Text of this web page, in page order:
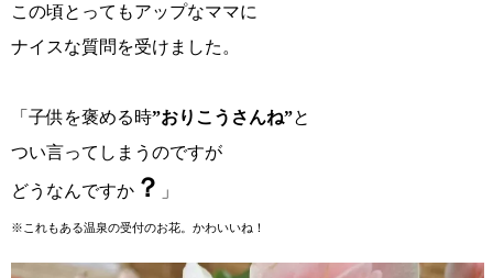
この頃とってもアップなママに
ナイスな質問を受けました。
「子供を褒める時”おりこうさんね”と
つい言ってしまうのですが
どうなんですか ？ 」
※これもある温泉の受付のお花。かわいいね！